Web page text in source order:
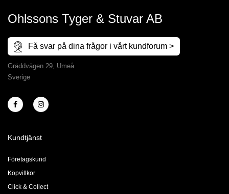
Ohlssons Tyger & Stuvar AB
Få svar på dina frågor i vårt kundforum >
Gräddvägen 29, Umeå
Sverige
Kundtjänst
Företagskund
Köpvillkor
Click & Collect